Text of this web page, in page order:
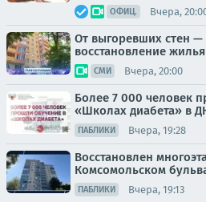
ОФИЦ. Вчера,
От выгоревших стен
восстановление
СМИ Вчера, 20:00
Более 7 000 человек
«Школах диабета» в
ПАБЛИКИ Вчера, 19:28
Восстановлен
Комсомольском
ПАБЛИКИ Вчера, 19:13